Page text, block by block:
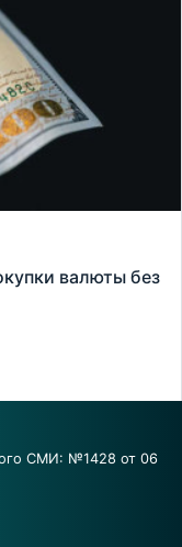
валюты без
СМИ: №1428 от 06